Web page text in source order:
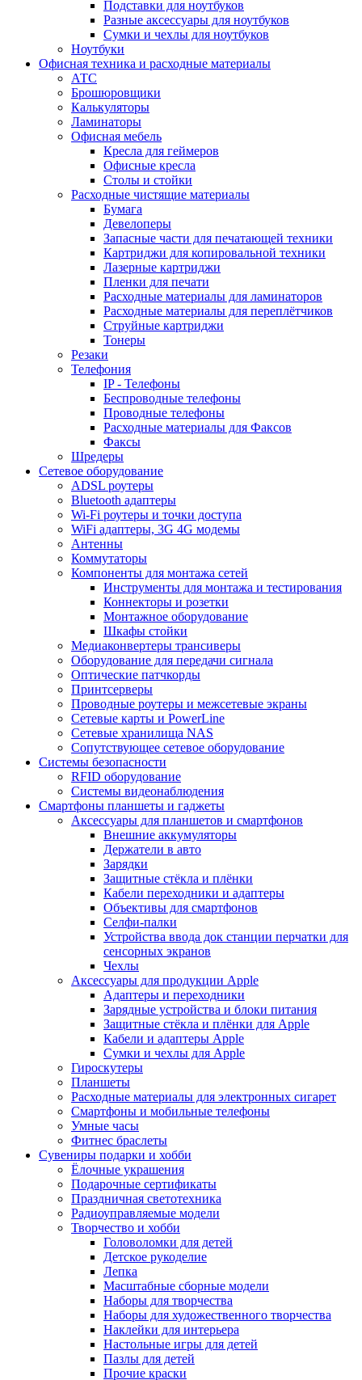
Подставки для ноутбуков
Разные аксессуары для ноутбуков
Сумки и чехлы для ноутбуков
Ноутбуки
Офисная техника и расходные материалы
АТС
Брошюровщики
Калькуляторы
Ламинаторы
Офисная мебель
Кресла для геймеров
Офисные кресла
Столы и стойки
Расходные чистящие материалы
Бумага
Девелоперы
Запасные части для печатающей техники
Картриджи для копировальной техники
Лазерные картриджи
Пленки для печати
Расходные материалы для ламинаторов
Расходные материалы для переплётчиков
Струйные картриджи
Тонеры
Резаки
Телефония
IP - Телефоны
Беспроводные телефоны
Проводные телефоны
Расходные материалы для Факсов
Факсы
Шредеры
Сетевое оборудование
ADSL роутеры
Bluetooth адаптеры
Wi-Fi роутеры и точки доступа
WiFi адаптеры, 3G 4G модемы
Антенны
Коммутаторы
Компоненты для монтажа сетей
Инструменты для монтажа и тестирования
Коннекторы и розетки
Монтажное оборудование
Шкафы стойки
Медиаконвертеры трансиверы
Оборудование для передачи сигнала
Оптические патчкорды
Принтсерверы
Проводные роутеры и межсетевые экраны
Сетевые карты и PowerLine
Сетевые хранилища NAS
Сопутствующее сетевое оборудование
Системы безопасности
RFID оборудование
Системы видеонаблюдения
Смартфоны планшеты и гаджеты
Аксессуары для планшетов и смартфонов
Внешние аккумуляторы
Держатели в авто
Зарядки
Защитные стёкла и плёнки
Кабели переходники и адаптеры
Объективы для смартфонов
Селфи-палки
Устройства ввода док станции перчатки для
сенсорных экранов
Чехлы
Аксессуары для продукции Apple
Адаптеры и переходники
Зарядные устройства и блоки питания
Защитные стёкла и плёнки для Apple
Кабели и адаптеры Apple
Сумки и чехлы для Apple
Гироскутеры
Планшеты
Расходные материалы для электронных сигарет
Смартфоны и мобильные телефоны
Умные часы
Фитнес браслеты
Сувениры подарки и хобби
Ёлочные украшения
Подарочные сертификаты
Праздничная светотехника
Радиоуправляемые модели
Творчество и хобби
Головоломки для детей
Детское рукоделие
Лепка
Масштабные сборные модели
Наборы для творчества
Наборы для художественного творчества
Наклейки для интерьера
Настольные игры для детей
Пазлы для детей
Прочие краски